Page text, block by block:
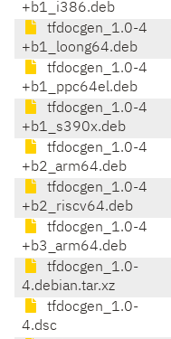
+b1_i386.deb
tfdocgen_1.0-4
+b1_loong64.deb
tfdocgen_1.0-4
+b1_ppc64el.deb
tfdocgen_1.0-4
+b1_s390x.deb
tfdocgen_1.0-4
+b2_arm64.deb
tfdocgen_1.0-4
+b2_riscv64.deb
tfdocgen_1.0-4
+b3_arm64.deb
tfdocgen_1.0-
4.debian.tar.xz
tfdocgen_1.0-
4.dsc